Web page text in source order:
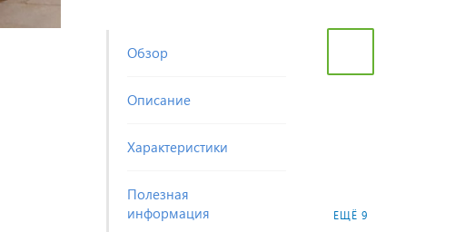
Обзор
Описание
Характеристики
Полезная
информация
ЕЩЁ 9